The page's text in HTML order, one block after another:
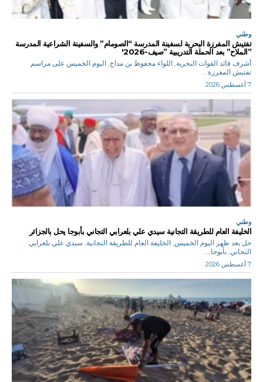
وطني
تفتيش المفرزة البحرية لسفينة المدرسة “الصومام” والسفينة الشراعية المدرسة
”الملاح” بعد الحملة التدريبية ”صيف-2026′
أشرف قائد القوات البحرية, اللواء محفوظ بن مداح, اليوم الخميس على مراسم
تفتيش المفرزة...
7 أغسطس 2026
وطني
الخليفة العام للطريقة التجانية سيدي علي بلعرابي التجاني بأبوجا يحل بالجزائر
حل بعد ظهر اليوم الخميس, الخليفة العام للطريقة التجانية, سيدي علي بلعرابي
التجاني, بأبوجا,...
7 أغسطس 2026